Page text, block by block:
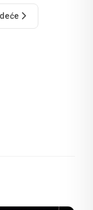
s
članak: Nastup